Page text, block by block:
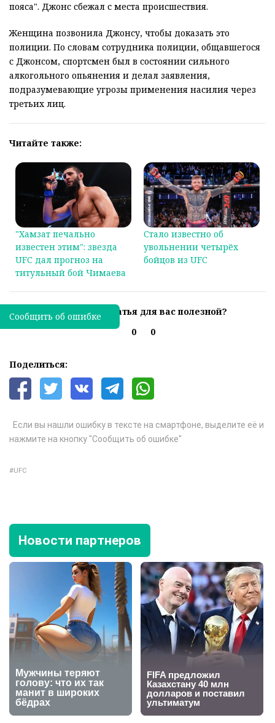
пояса". Джонс сбежал с места происшествия.
Женщина позвонила Джонсу, чтобы доказать это
полиции. По словам сотрудника полиции, общавшегося
с Джонсом, спортсмен был в состоянии сильного
алкогольного опьянения и делал заявления,
подразумевающие угрозы применения насилия через
третьих лиц.
Читайте также:
"Хамзат печально
известен этим": звезда
UFC дал прогноз на
титульный бой Чимаева
Стало известно об
увольнении четырёх
бойцов из UFC
Была ли эта статья для вас полезной?
0
0
Поделиться:
Если вы нашли ошибку в тексте на смартфоне, выделите её и
нажмите на кнопку "Сообщить об ошибке"
UFC
Сообщить об ошибке
Новости партнеров